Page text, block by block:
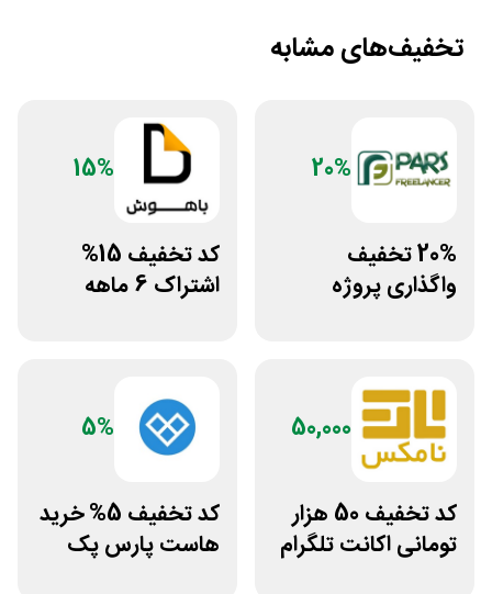
تخفیف‌های مشابه
20%
20% تخفیف
واگذاری پروژه
15%
کد تخفیف 15%
اشتراک 6 ماهه
50,000
کد تخفیف 50 هزار
تومانی اکانت تلگرام
5%
کد تخفیف 5% خرید
هاست پارس پک